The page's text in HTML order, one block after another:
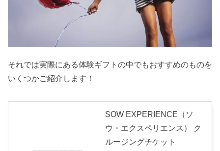
それでは実際にある体験ギフトの中でもおすすめのものを
いくつかご紹介します！
SOW EXPERIENCE（ソ
ウ・エクスペリエンス） ク
ルージングチケット